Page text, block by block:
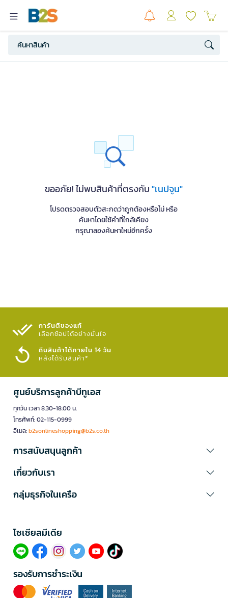
ขออภัย! ไม่พบสินค้าที่ตรงกับ"เนปจูน"
โปรดตรวจสอบตัวสะกดว่าถูกต้องหรือไม่ หรือ
ค้นหาโดยใช้คำที่ใกล้เคียง
กรุณาลองค้นหาใหม่อีกครั้ง
การันตีของแท้
เลือกช้อปได้อย่างมั่นใจ​
คืนสินค้าได้ภายใน 14 วัน
หลังได้รับสินค้า*
ศูนย์บริการลูกค้าบีทูเอส
ทุกวัน เวลา 8.30-18.00 น.
โทรศัพท์: 02-115-0999
อีเมล:b2sonlineshopping@b2s.co.th
การสนับสนุนลูกค้า
เกี่ยวกับเรา
กลุ่มธุรกิจในเครือ
โซเซียลมีเดีย​
รองรับการชำระเงิน